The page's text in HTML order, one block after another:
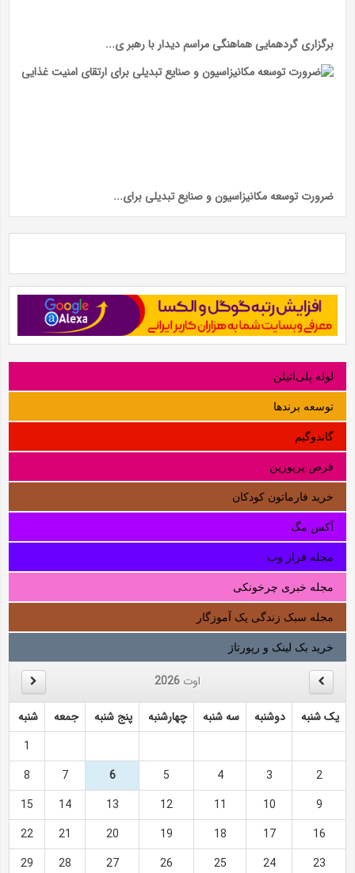
برگزاری گردهمایی هماهنگی مراسم دیدار با رهبر ی...
ضرورت توسعه مکانیزاسیون و صنایع تبدیلی برای...
لوله‌ پلی‌اتیلن
توسعه برندها
گاندوگیم
قرص پریورین
خرید فارماتون کودکان
آکس مگ
مجله فراز وب
مجله خبری چرخونکی
مجله سبک زندگی یک آموزگار
خرید بک لینک و رپورتاژ
اوت 2026
یک شنبه دوشنبه سه شنبه چهارشنبه پنج شنبه جمعه
شنبه
1
2
3
4
5
6
7
8
9
10
11
12
13
14
15
16
17
18
19
20
21
22
23
24
25
26
27
28
29